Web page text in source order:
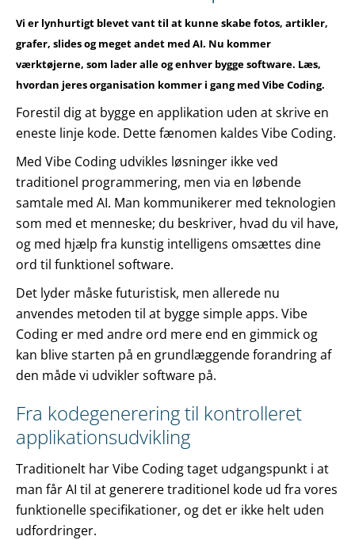
Vi er lynhurtigt blevet vant til at kunne skabe fotos, artikler,
grafer, slides og meget andet med AI. Nu kommer
værktøjerne, som lader alle og enhver bygge software. Læs,
hvordan jeres organisation kommer i gang med Vibe Coding.
Forestil dig at bygge en applikation uden at skrive en
eneste linje kode. Dette fænomen kaldes Vibe Coding.
Med Vibe Coding udvikles løsninger ikke ved
traditionel programmering, men via en løbende
samtale med AI. Man kommunikerer med teknologien
som med et menneske; du beskriver, hvad du vil have,
og med hjælp fra kunstig intelligens omsættes dine
ord til funktionel software.
Det lyder måske futuristisk, men allerede nu
anvendes metoden til at bygge simple apps. Vibe
Coding er med andre ord mere end en gimmick og
kan blive starten på en grundlæggende forandring af
den måde vi udvikler software på.
Fra kodegenerering til kontrolleret
applikationsudvikling
Traditionelt har Vibe Coding taget udgangspunkt i at
man får AI til at generere traditionel kode ud fra vores
funktionelle specifikationer, og det er ikke helt uden
udfordringer.